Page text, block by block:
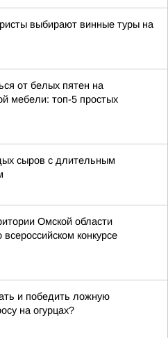
выбирают винные туры на
от белых пятен на
мебели: топ-5 простых
сыров с длительным
Омской области
конкурсе
и победить ложную
на огурцах?